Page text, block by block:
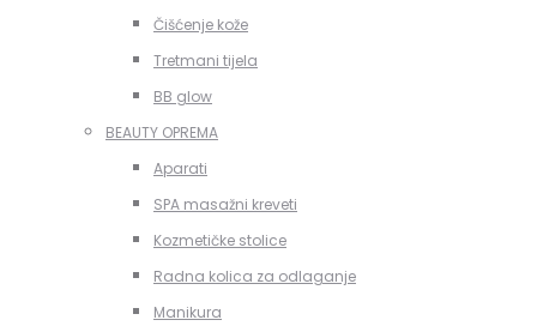
Čišćenje kože
Tretmani tijela
BB glow
BEAUTY OPREMA
Aparati
SPA masažni kreveti
Kozmetičke stolice
Radna kolica za odlaganje
Manikura